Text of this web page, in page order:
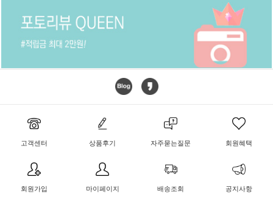
고객센터 상품후기 자주묻는질문 회원혜택
회원가입 마이페이지 배송조회 공지사항